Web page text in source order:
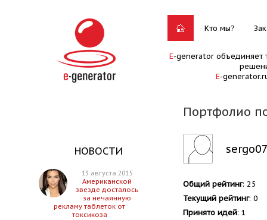
Кто мы?
E-generator объединяет
E-
Портфолио
НОВОСТИ
13 августа 2015
Американской
звезде досталось
за нечаянную
рекламу таблеток от
токсикоза
Общий рейтинг: 25
Текущий рейтинг: 0
Принято идей: 1